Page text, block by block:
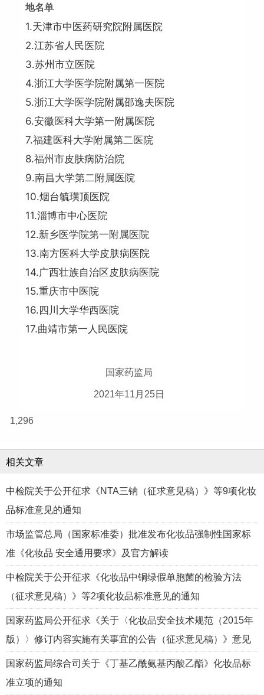
地名单
1.天津市中医药研究院附属医院
2.江苏省人民医院
3.苏州市立医院
4.浙江大学医学院附属第一医院
5.浙江大学医学院附属邵逸夫医院
6.安徽医科大学第一附属医院
7.福建医科大学附属第二医院
8.福州市皮肤病防治院
9.南昌大学第二附属医院
10.烟台毓璜顶医院
11.淄博市中心医院
12.新乡医学院第一附属医院
13.南方医科大学皮肤病医院
14.广西壮族自治区皮肤病医院
15.重庆市中医院
16.四川大学华西医院
17.曲靖市第一人民医院
国家药监局
2021年11月25日
1,296
相关文章
中检院关于公开征求《NTA三钠（征求意见稿）》等9项化妆
品标准意见的通知
市场监管总局（国家标准委）批准发布化妆品强制性国家标
准《化妆品 安全通用要求》及官方解读
中检院关于公开征求《化妆品中铜绿假单胞菌的检验方法
（征求意见稿）》等2项化妆品标准意见的通知
国家药监局公开征求《关于〈化妆品安全技术规范（2015年
版）〉修订内容实施有关事宜的公告（征求意见稿）》意见
国家药监局综合司关于《丁基乙酰氨基丙酸乙酯》化妆品标
准立项的通知